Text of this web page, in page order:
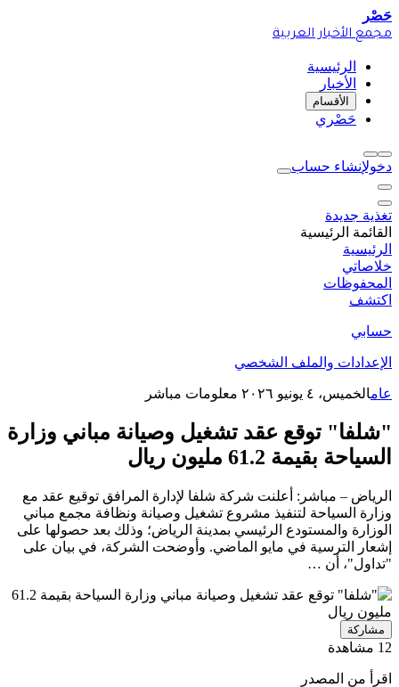
حَصْر
مجمع الأخبار العربية
الرئيسية
الأخبار
الأقسام
حَصْري
دخولإنشاء حساب
تغذية جديدة
القائمة الرئيسية
الرئيسية
خلاصاتي
المحفوظات
اكتشف
حسابي
الإعدادات والملف الشخصي
عامالخميس، ٤ يونيو ٢٠٢٦ معلومات مباشر
"شلفا" توقع عقد تشغيل وصيانة مباني وزارة
السياحة بقيمة 61.2 مليون ريال
الرياض – مباشر: أعلنت شركة شلفا لإدارة المرافق توقيع عقد مع
وزارة السياحة لتنفيذ مشروع تشغيل وصيانة ونظافة مجمع مباني
الوزارة والمستودع الرئيسي بمدينة الرياض؛ وذلك بعد حصولها على
إشعار الترسية في مايو الماضي. وأوضحت الشركة، في بيان على
"تداول"، أن …
مشاركة
12 مشاهدة
اقرأ من المصدر